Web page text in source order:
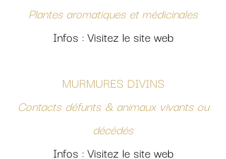
Plantes aromatiques et médicinales
Infos : Visitez le site web
MURMURES DIVINS
Contacts défunts & animaux vivants ou
décédés
Infos : Visitez le site web